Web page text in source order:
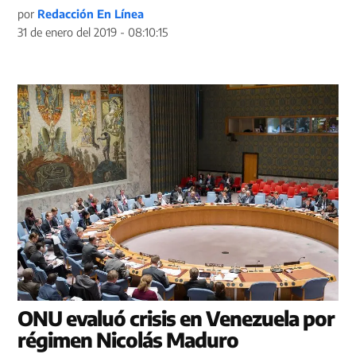
por Redacción En Línea
31 de enero del 2019 - 08:10:15
ONU evaluó crisis en Venezuela por
régimen Nicolás Maduro